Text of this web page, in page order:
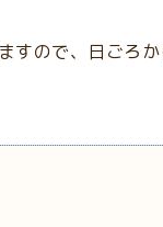
すので、日ごろ